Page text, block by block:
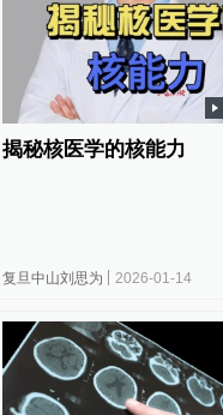
揭秘核医学的核能力
复旦中山刘思为 2026-01-14